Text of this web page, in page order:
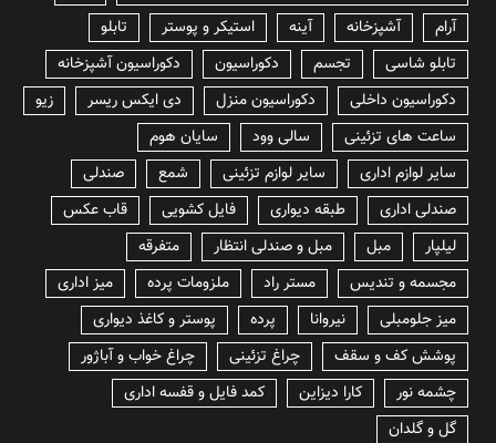
آرام
آشپزخانه آینه استیکر و پوستر
تابلو
تابلو شاسی
تجسم دکوراسیون
دکوراسیون آشپزخانه
دکوراسیون داخلی
دکوراسیون منزل دی ایکس ریسر
زیو
ساعت های تزئینی
سالی وود
سایان هوم
سایر لوازم اداری
سایر لوازم تزئینی شمع
صندلی
صندلی اداری
طبقه دیواری فایل کشویی
قاب عکس
لیلپار
مبل مبل و صندلی انتظار
متفرقه
مجسمه و تندیس
مستر راد ملزومات پرده
میز اداری
میز جلومبلی
نیروانا پرده
پوستر و کاغذ دیواری
پوشش کف و سقف
چراغ تزئینی
چراغ خواب و آباژور
چشمه نور
کارا دیزاین
کمد فایل و قفسه اداری
گل و گلدان